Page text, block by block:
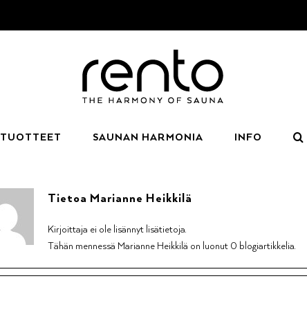
TUOTTEET SAUNAN HARMONIA INFO
Tietoa Marianne Heikkilä
Kirjoittaja ei ole lisännyt lisätietoja.
Tähän mennessä Marianne Heikkilä on luonut 0 blogiartikkelia.